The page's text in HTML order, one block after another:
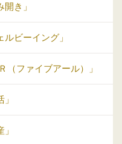
き」
ビーイング」
（ファイブアール）」